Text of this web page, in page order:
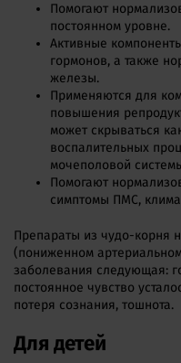
Помогают
постоянном уровне.
Активные
гормонов, а также
железы.
Применяются для
повышения
может скрываться
воспалительных
мочеполовой
Помогают
симптомы ПМС,
Препараты из чудо-корня
(пониженном
заболевания следующая:
постоянное чувство
потеря сознания, тошнота.
Для детей